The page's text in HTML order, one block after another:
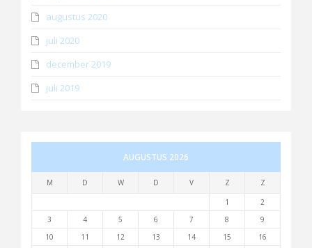
augustus 2020
juli 2020
december 2019
juli 2019
AUGUSTUS 2026
M D W D V Z
Z
1
2
3
4 5 6 7 8
9
10
11 12 13 14 15 16